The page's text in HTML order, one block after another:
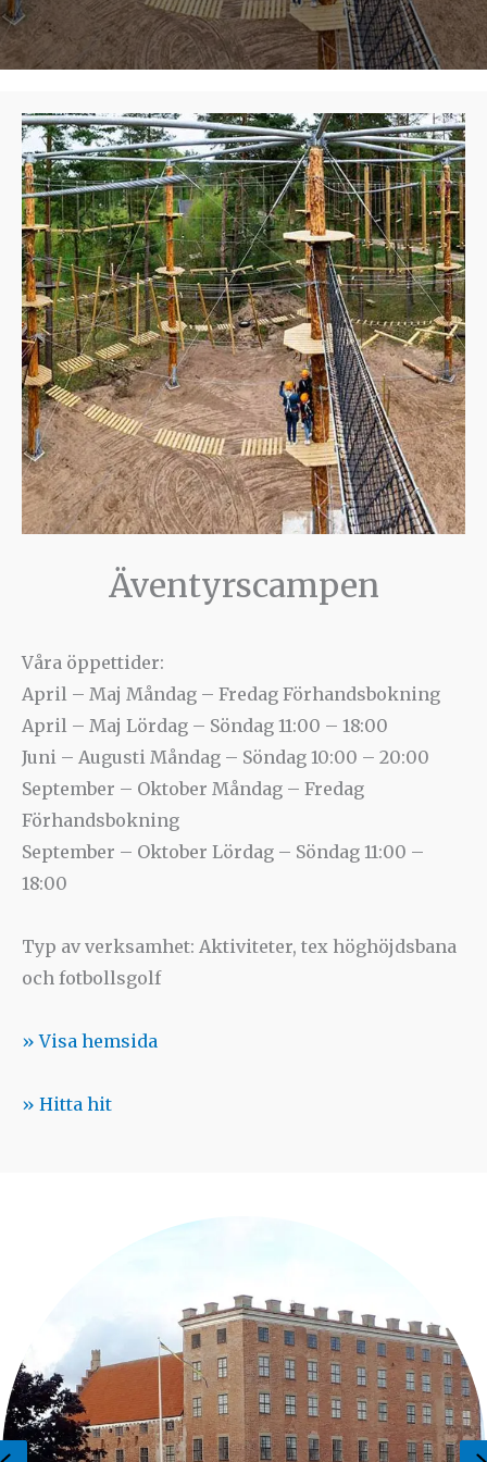
Äventyrscampen
Våra öppettider:
April – Maj Måndag – Fredag Förhandsbokning
April – Maj Lördag – Söndag 11:00 – 18:00
Juni – Augusti Måndag – Söndag 10:00 – 20:00
September – Oktober Måndag – Fredag
Förhandsbokning
September – Oktober Lördag – Söndag 11:00 –
18:00
Typ av verksamhet: Aktiviteter, tex höghöjdsbana
och fotbollsgolf
» Visa hemsida
» Hitta hit